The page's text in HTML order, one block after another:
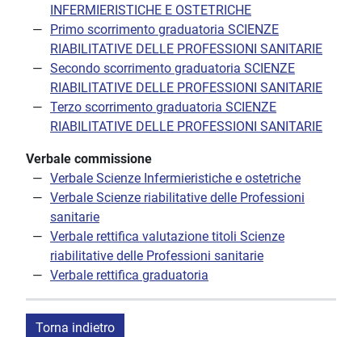
INFERMIERISTICHE E OSTETRICHE
Primo scorrimento graduatoria SCIENZE
RIABILITATIVE DELLE PROFESSIONI SANITARIE
Secondo scorrimento graduatoria SCIENZE
RIABILITATIVE DELLE PROFESSIONI SANITARIE
Terzo scorrimento graduatoria SCIENZE
RIABILITATIVE DELLE PROFESSIONI SANITARIE
Verbale commissione
Verbale Scienze Infermieristiche e ostetriche
Verbale Scienze riabilitative delle Professioni
sanitarie
Verbale rettifica valutazione titoli Scienze
riabilitative delle Professioni sanitarie
Verbale rettifica graduatoria
Torna indietro